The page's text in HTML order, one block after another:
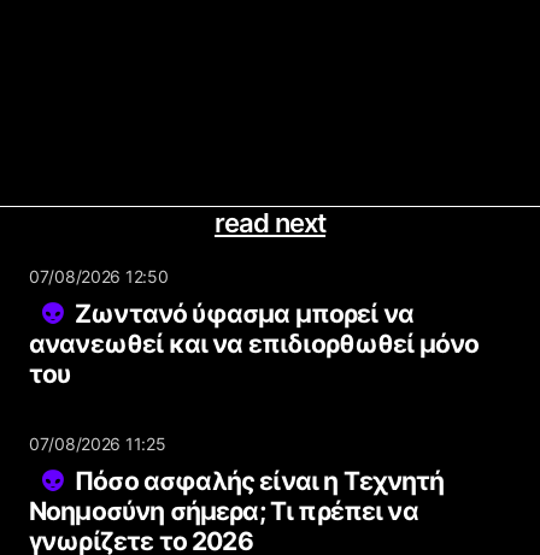
read next
07/08/2026 12:50
Ζωντανό ύφασμα μπορεί να
ανανεωθεί και να επιδιορθωθεί μόνο
του
07/08/2026 11:25
Πόσο ασφαλής είναι η Τεχνητή
Νοημοσύνη σήμερα; Τι πρέπει να
γνωρίζετε το 2026